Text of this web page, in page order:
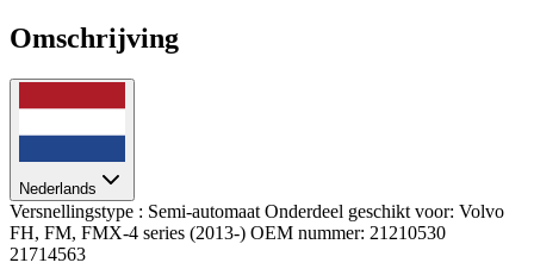
Omschrijving
Nederlands
Versnellingstype : Semi-automaat Onderdeel geschikt voor: Volvo
FH, FM, FMX-4 series (2013-) OEM nummer: 21210530
21714563